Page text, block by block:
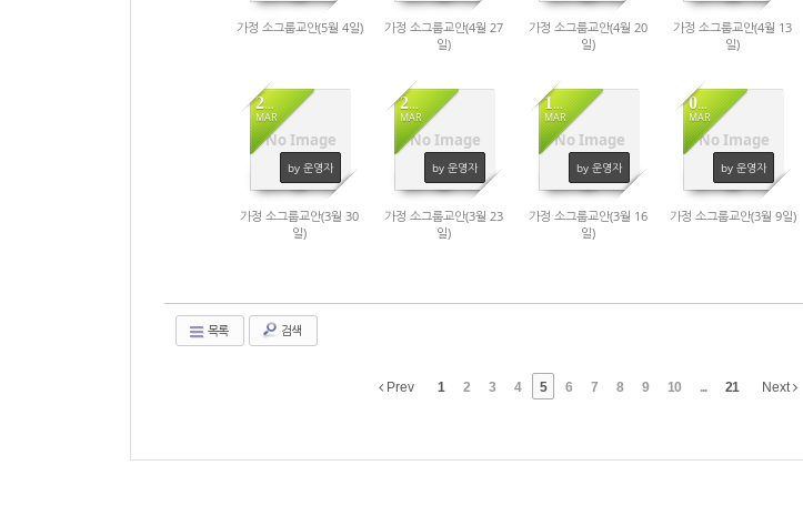
가정 소그룹교안(5월 4일)
가정 소그룹교안(4월 27
일)
가정 소그룹교안(4월 20
일)
가정 소그룹교안(4월 13
일)
No Image
28
MAR
by 운영자
1033
가정 소그룹교안(3월 30
일)
No Image
21
MAR
by 운영자
1064
가정 소그룹교안(3월 23
일)
No Image
14
MAR
by 운영자
1061
가정 소그룹교안(3월 16
일)
No Image
07
MAR
by 운영자
1076
가정 소그룹교안(3월 9일)
목록 검색
Prev 1 2 3 4 5 6 7 8 9 10 ... 21 Next